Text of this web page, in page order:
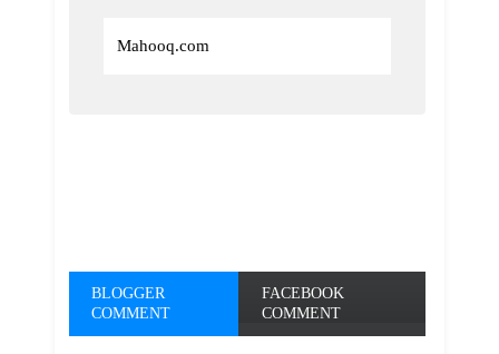
Mahooq.com
BLOGGER
COMMENT
FACEBOOK
COMMENT